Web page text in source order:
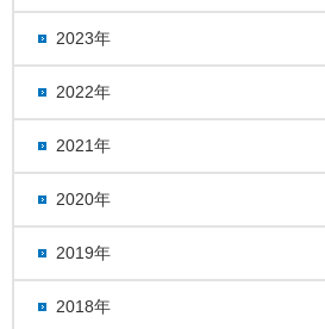
2023年
2022年
2021年
2020年
2019年
2018年